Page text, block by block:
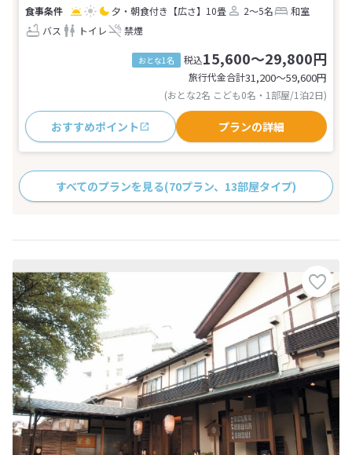
夕・朝食付き 【広さ】10畳 2～5名
和室
バス
トイレ 禁煙
おとな1名 税込15,600～29,800円
旅行代金合計31,200〜59,600円
(おとな2名 こども0名・1部屋/1泊2日)
おすすめポイント プランの詳細
すべてのプランを見る(70プラン、13部屋タイプ)